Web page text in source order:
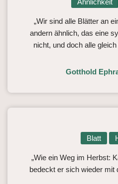
„Wir sind alle Blätter an
andern ähnlich, das eine
nicht, und doch alle
Gotthold
Blatt
„Wie ein Weg im Herbst:
bedeckt er sich wieder mit